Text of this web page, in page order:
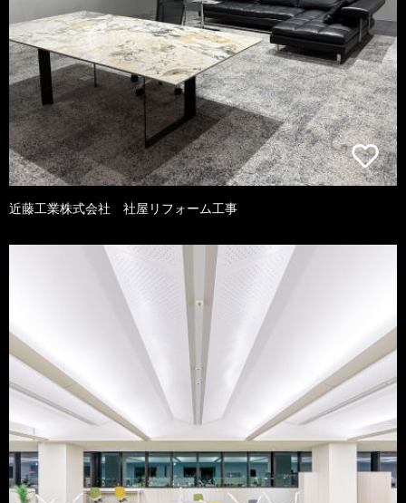
近藤工業株式会社 社屋リフォーム工事